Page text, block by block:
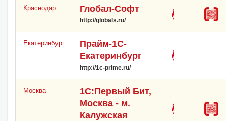
Краснодар Глобал-Софт
http://globals.ru/
Екатеринбург
Прайм-1С-
Екатеринбург
http://1c-prime.ru/
Москва
1С:Первый Бит,
Москва - м.
Калужская